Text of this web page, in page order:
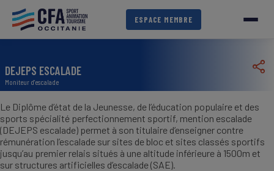
contenu
principal
ESPACE MEMBRE
DEJEPS ESCALADE
Moniteur d'escalade
Le Diplôme d’état de la Jeunesse, de l’éducation populaire et des
sports spécialité perfectionnement sportif, mention escalade
(DEJEPS escalade) permet à son titulaire d’enseigner contre
rémunération l’escalade sur sites de bloc et sites classés sportifs
jusqu’au premier relais situés à une altitude inférieure à 1500m et
sur structures artificielles d’escalade (SAE).